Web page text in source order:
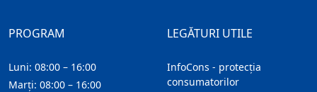
LEGĂTURI UTILE
InfoCons - protecția
consumatorilor
PROGRAM
Luni: 08:00 – 16:00
Marți: 08:00 – 16:00